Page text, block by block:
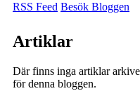
RSS Feed Besök Bloggen
Artiklar
Där finns inga artiklar
för denna bloggen.